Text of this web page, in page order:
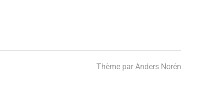
Thème par Anders Norén